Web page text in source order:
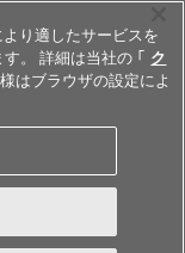
イルスイ
り適したサービスを
。 詳細は当社の 「 ク
はブラウザの設定によ